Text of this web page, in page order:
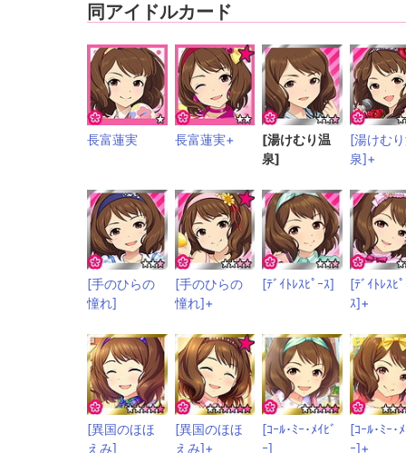
同アイドルカード
長富蓮実 長富蓮実+
[湯けむり温
泉]
[湯けむ
泉]+
[手のひらの
憧れ]
[手のひらの
憧れ]+
[ﾃﾞｲﾄﾚｽﾋﾟｰｽ]
[ﾃﾞｲﾄﾚｽﾋ
ｽ]+
[異国のほほ
えみ]
[異国のほほ
えみ]+
[ｺｰﾙ･ﾐｰ･ﾒｲﾋﾞ
ｰ]
[ｺｰﾙ･ﾐｰ･
ｰ]+